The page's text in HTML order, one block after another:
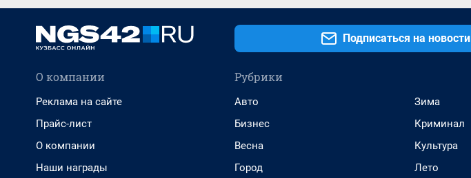
Подписаться на новости
О компании
Реклама на сайте
Прайс-лист
О компании
Наши награды
Рубрики
Авто
Бизнес
Весна
Город
Зима
Криминал
Культура
Лето